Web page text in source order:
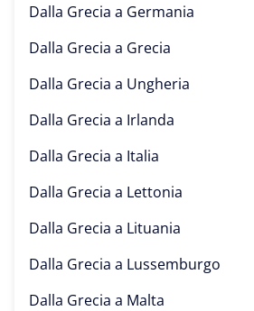
Dalla Grecia a Germania
Dalla Grecia a Grecia
Dalla Grecia a Ungheria
Dalla Grecia a Irlanda
Dalla Grecia a Italia
Dalla Grecia a Lettonia
Dalla Grecia a Lituania
Dalla Grecia a Lussemburgo
Dalla Grecia a Malta